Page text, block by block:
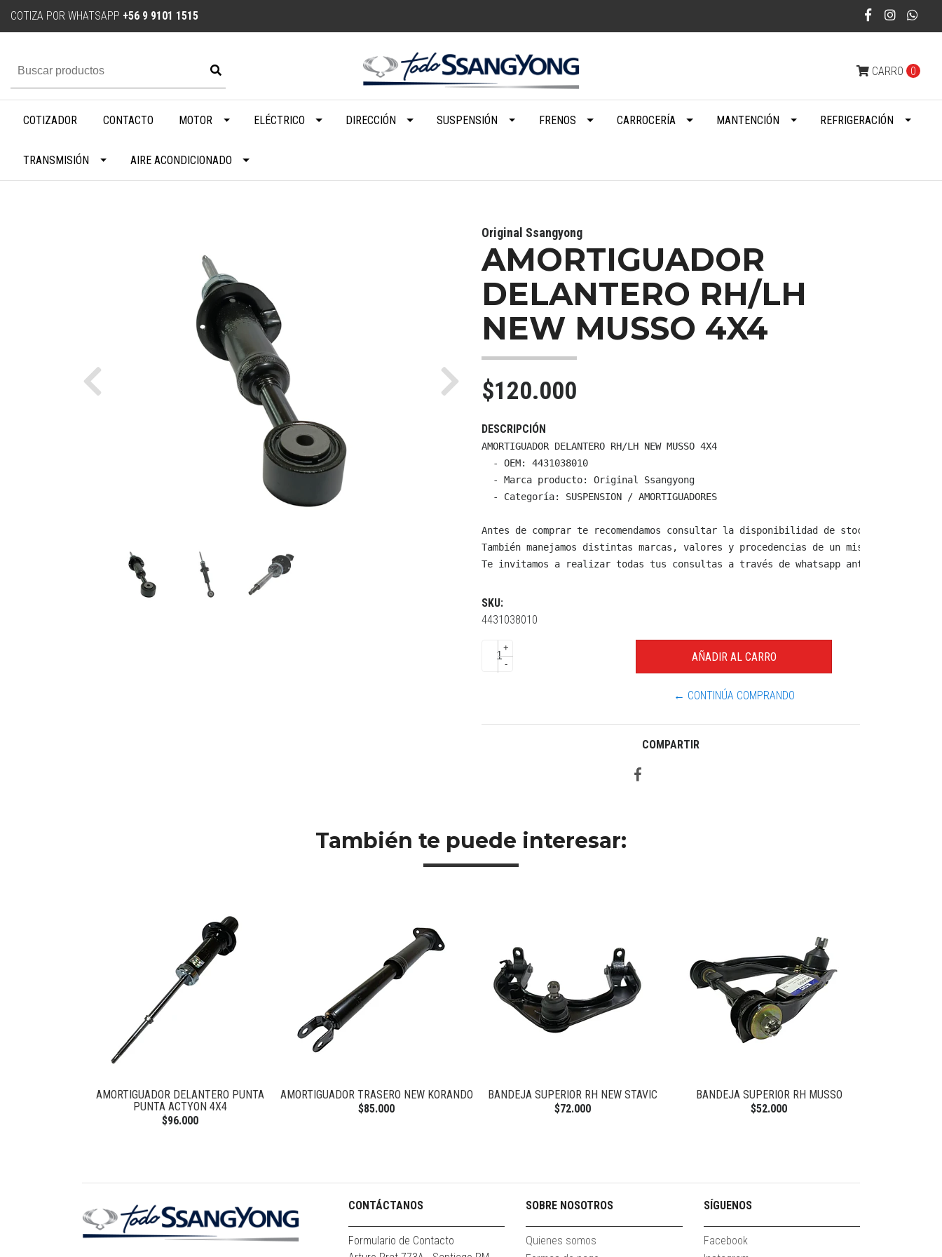
COTIZA POR WHATSAPP +56 9 9101 1515
CARRO 0
COTIZADOR CONTACTO MOTOR ELÉCTRICO DIRECCIÓN SUSPENSIÓN FRENOS CARROCERÍA MANTENCIÓN REFRIGERACIÓN
TRANSMISIÓN AIRE ACONDICIONADO
Previous Next
Original Ssangyong
AMORTIGUADOR
DELANTERO RH/LH
NEW MUSSO 4X4
$120.000
DESCRIPCIÓN
AMORTIGUADOR DELANTERO RH/LH NEW MUSSO 4X4
  - OEM: 4431038010
  - Marca producto: Original Ssangyong
  - Categoría: SUSPENSION / AMORTIGUADORES
Antes de comprar te recomendamos consultar la disponibilidad de stock y
También manejamos distintas marcas, valores y procedencias de un mismo producto.
Te invitamos a realizar todas tus consultas a través de whatsapp antes de
SKU:
4431038010
+
-
← CONTINÚA COMPRANDO
COMPARTIR
También te puede interesar:
AMORTIGUADOR DELANTERO PUNTA
PUNTA ACTYON 4X4
$96.000
AMORTIGUADOR TRASERO NEW KORANDO
$85.000
BANDEJA SUPERIOR RH NEW STAVIC
$72.000
BANDEJA SUPERIOR RH MUSSO
$52.000
CONTÁCTANOS
Formulario de Contacto
SOBRE NOSOTROS
Quienes somos
SÍGUENOS
Facebook